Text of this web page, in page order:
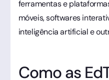
ferramentas e
móveis, softwares
inteligência artificial e
Como as